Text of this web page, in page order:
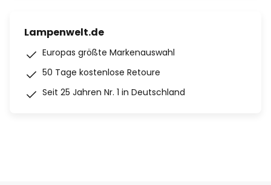
Lampenwelt.de
Europas größte Markenauswahl
50 Tage kostenlose Retoure
Seit 25 Jahren Nr. 1 in Deutschland